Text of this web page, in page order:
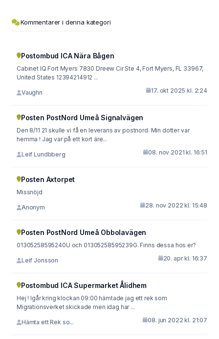
Kommentarer i denna kategori
Postombud ICA Nära Bågen
Cabinet IQ Fort Myers 7830 Dreew Cir Ste 4, Fort Myers, FL 33967,
United Ѕtates 12394214912 ...
Vaughn 17. okt 2025 kl. 2:24
Posten PostNord Umeå Signalvägen
Den 8/11 21 skulle vi få en leverans av postnord. Min dotter var
hemma ! Jag var på ett kort äre...
Leif Lundbberg 08. nov 2021 kl. 16:51
Posten Axtorpet
Missnöjd
Anonym 28. nov 2022 kl. 15:48
Posten PostNord Umeå Obbolavägen
01305258595240U och 01305258595239G. Finns dessa hos er?
Leif Jonsson 20. apr kl. 16:37
Postombud ICA Supermarket Ålidhem
Hej ! Igår kring klockan 09:00 hämtade jag ett rek som
Migrationsverket skickade men idag har ...
Hämta ett Rek so... 08. jun 2022 kl. 21:07